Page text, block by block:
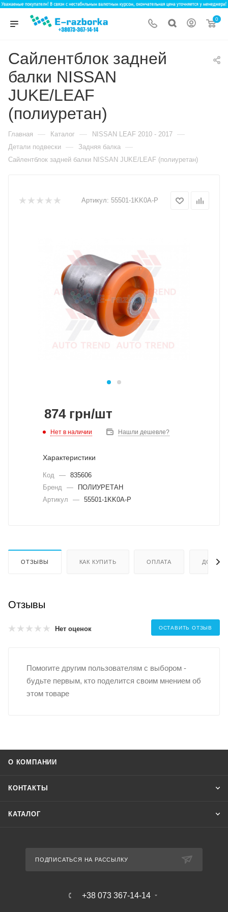
0
Сайлентблок задней
балки NISSAN
JUKE/LEAF
(полиуретан)
Главная — Каталог — NISSAN LEAF 2010 - 2017 —
Детали подвески — Задняя балка —
Сайлентблок задней балки NISSAN JUKE/LEAF (полиуретан)
Артикул: 55501-1KK0A-P
874грн/шт
Нет в наличии Нашли дешевле?
Характеристики
Код — 835606
Бренд —
ПОЛИУРЕТАН
Артикул
— 55501-1KK0A-P
ОТЗЫВЫ КАК КУПИТЬ ОПЛАТА
Отзывы
Нет оценок ОСТАВИТЬ ОТЗЫВ
Помогите другим пользователям с выбором -
будьте первым, кто поделится своим мнением об
этом товаре
О КОМПАНИИ
КОНТАКТЫ
КАТАЛОГ
ПОДПИСАТЬСЯ НА РАССЫЛКУ
+38 073 367-14-14